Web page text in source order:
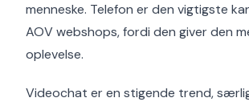
menneske. Telefon er den vigtigste
AOV webshops, fordi den giver den
oplevelse.
Videochat er en stigende trend,